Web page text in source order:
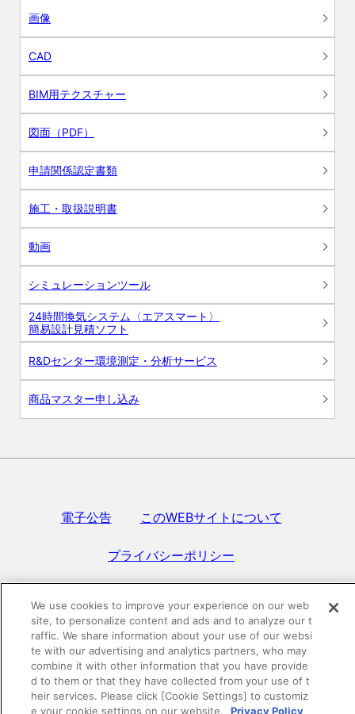
画像
CAD
BIM用テクスチャー
図面（PDF）
申請関係認定書類
施工・取扱説明書
動画
シミュレーションツール
24時間換気システム〈エアスマート〉
簡易設計見積ソフト
R&Dセンター環境測定・分析サービス
商品マスター申し込み
電子公告 このWEBサイトについて
プライバシーポリシー
©DAIKEN Corporation All Rights Reserved.
We use cookies to improve your experience on our web
site, to personalize content and ads and to analyze our t
raffic. We share information about your use of our websi
te with our advertising and analytics partners, who may
combine it with other information that you have provide
d to them or that they have collected from your use of t
heir services. Please click [Cookie Settings] to customiz
e your cookie settings on our website.
Privacy Policy